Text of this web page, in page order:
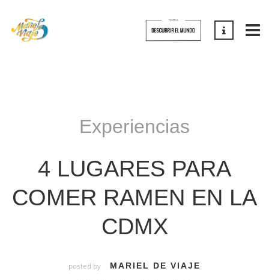
Experiencias
4 LUGARES PARA
COMER RAMEN EN LA
CDMX
posted by MARIEL DE VIAJE